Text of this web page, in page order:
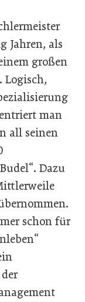
Jahren, als
großen
Logisch,
man
all seinen
Dazu
schon für